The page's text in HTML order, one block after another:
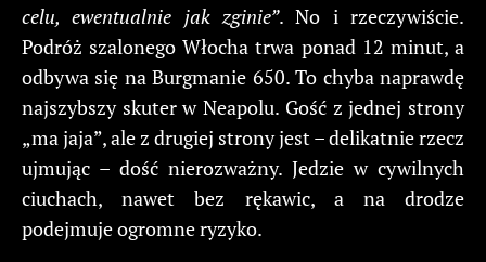
celu, ewentualnie jak zginie”. No i rzeczywiście.
Podróż szalonego Włocha trwa ponad 12 minut, a
odbywa się na Burgmanie 650. To chyba naprawdę
najszybszy skuter w Neapolu. Gość z jednej strony
„ma jaja”, ale z drugiej strony jest – delikatnie rzecz
ujmując – dość nierozważny. Jedzie w cywilnych
ciuchach, nawet bez rękawic, a na drodze
podejmuje ogromne ryzyko.